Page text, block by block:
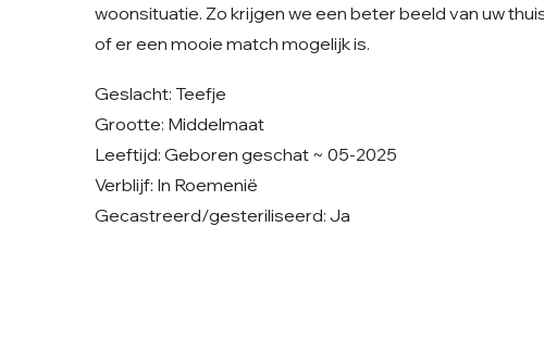
woonsituatie. Zo krijgen we een beter beeld van uw
of er een mooie match mogelijk is.
Geslacht: Teefje
Grootte: Middelmaat
Leeftijd: Geboren geschat ~ 05-2025
Verblijf: In Roemenië
Gecastreerd/gesteriliseerd: Ja